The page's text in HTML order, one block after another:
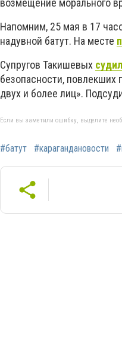
возмещение морального
Напомним, 25 мая в 17
надувной батут. На месте
Супругов Такишевых
безопасности, повлекших
двух и более лиц».
Если вы заметили ошибку, выделите
#батут #карагандановости